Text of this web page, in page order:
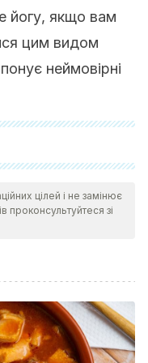
йогу, якщо вам
цим видом
неймовірні
during specific
in Medicine.
as steadiness
S. (1991). Effect of yoga
цілей і не замінює
проконсультуйтеся зі